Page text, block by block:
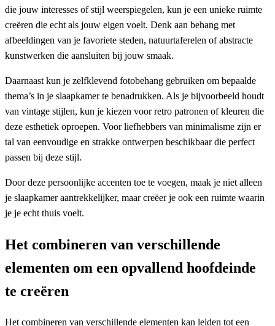
die jouw interesses of stijl weerspiegelen, kun je een unieke ruimte
creëren die echt als jouw eigen voelt. Denk aan behang met
afbeeldingen van je favoriete steden, natuurtaferelen of abstracte
kunstwerken die aansluiten bij jouw smaak.
Daarnaast kun je zelfklevend fotobehang gebruiken om bepaalde
thema’s in je slaapkamer te benadrukken. Als je bijvoorbeeld houdt
van vintage stijlen, kun je kiezen voor retro patronen of kleuren die
deze esthetiek oproepen. Voor liefhebbers van minimalisme zijn er
tal van eenvoudige en strakke ontwerpen beschikbaar die perfect
passen bij deze stijl.
Door deze persoonlijke accenten toe te voegen, maak je niet alleen
je slaapkamer aantrekkelijker, maar creëer je ook een ruimte waarin
je je echt thuis voelt.
Het combineren van verschillende
elementen om een ​​opvallend hoofdeinde
te creëren
Het combineren van verschillende elementen kan leiden tot een